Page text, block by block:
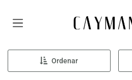
Página inicial
Ordenar